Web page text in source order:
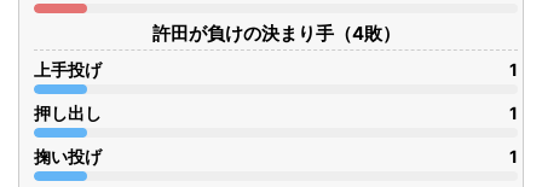
許田が負けの決まり手（4敗）
上手投げ 1
押し出し 1
掬い投げ 1